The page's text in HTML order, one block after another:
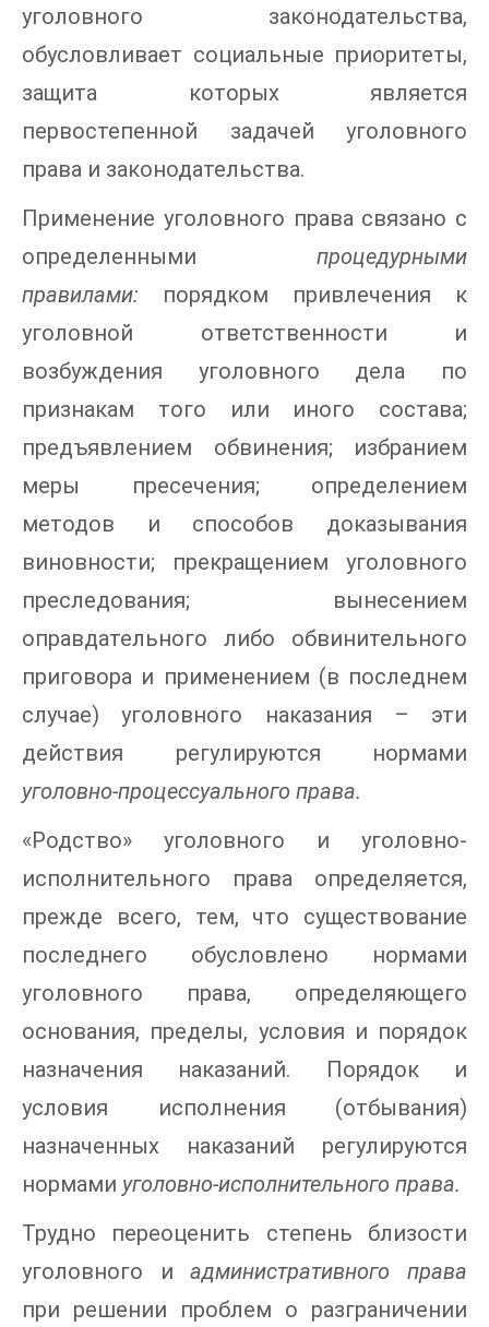
уголовного законодательства,
обусловливает социальные приоритеты,
защита которых является
первостепенной задачей уголовного
права и законодательства.
Применение уголовного права связано с
определенными процедурными
правилами: порядком привлечения к
уголовной ответственности и
возбуждения уголовного дела по
признакам того или иного состава;
предъявлением обвинения; избранием
меры пресечения; определением
методов и способов доказывания
виновности; прекращением уголовного
преследования; вынесением
оправдательного либо обвинительного
приговора и применением (в последнем
случае) уголовного наказания – эти
действия регулируются нормами
уголовно-процессуального права.
«Родство» уголовного и уголовно-
исполнительного права определяется,
прежде всего, тем, что существование
последнего обусловлено нормами
уголовного права, определяющего
основания, пределы, условия и порядок
назначения наказаний. Порядок и
условия исполнения (отбывания)
назначенных наказаний регулируются
нормами уголовно-исполнительного права.
Трудно переоценить степень близости
уголовного иадминистративного права
при решении проблем о разграничении